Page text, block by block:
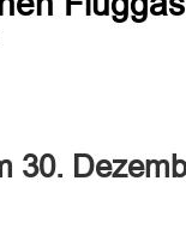
30.